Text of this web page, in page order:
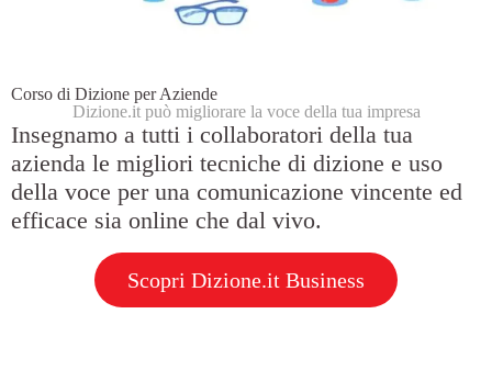
Corso di Dizione per Aziende
Dizione.it può migliorare la voce della tua impresa
Insegnamo a tutti i collaboratori della tua
azienda le migliori tecniche di dizione e uso
della voce per una comunicazione vincente ed
efficace sia online che dal vivo.
Scopri Dizione.it Business